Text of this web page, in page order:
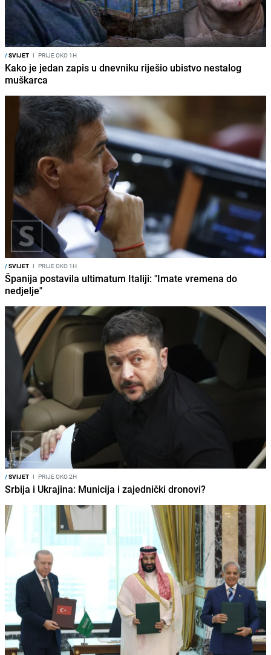
/SVIJET I PRIJE OKO 1H
Kako je jedan zapis u dnevniku riješio ubistvo nestalog
muškarca
/SVIJET I PRIJE OKO 1H
Španija postavila ultimatum Italiji: "Imate vremena do
nedjelje"
/SVIJET I PRIJE OKO 2H
Srbija i Ukrajina: Municija i zajednički dronovi?